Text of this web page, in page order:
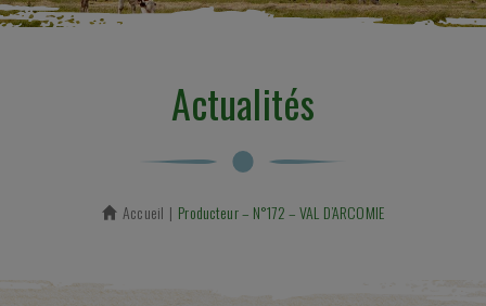
Actualités
Accueil En cours :
Producteur – N°172 – VAL D’ARCOMIE